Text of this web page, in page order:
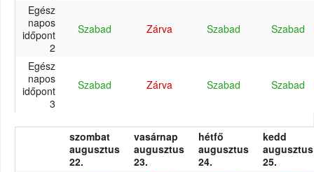
Egész
napos
időpont
2
Szabad Zárva Szabad Szabad
Egész
napos
időpont
3
Szabad Zárva Szabad Szabad
szombat
augusztus
22.
vasárnap
augusztus
23.
hétfő
augusztus
24.
kedd
augusztus
25.